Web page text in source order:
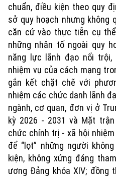
chuẩn, điều kiện theo quy
sở quy hoạch nhưng không
căn cứ vào thực tiễn cụ
những nhân tố ngoài quy
năng lực lãnh đạo nổi
nhiệm vụ của cách mạng
gắn kết chặt chẽ với
nhiệm các chức danh lãnh
ngành, cơ quan, đơn vị ở
kỳ 2026 - 2031 và Mặt
chức chính trị - xã hội
để “lọt” những người
kiện, không xứng đáng
ương Đảng khóa XIV; đồng